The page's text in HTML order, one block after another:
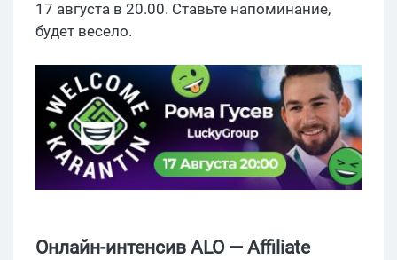
17 августа в 20.00. Ставьте напоминание,
будет весело.
Онлайн-интенсив ALO — Affiliate